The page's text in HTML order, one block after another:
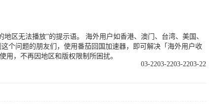
区无法播放”的提示语。 海外用户如香港、澳门、台湾、美国、
个问题的朋友们，使用番茄回国加速器，即可解决「海外用户收
，不再因地区和版权限制所困扰。
03-22
03-22
03-22
03-22